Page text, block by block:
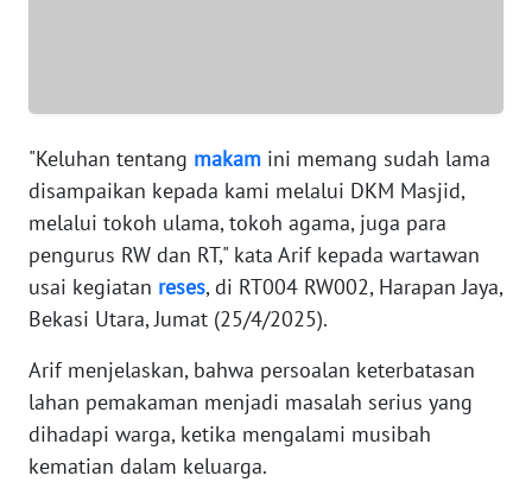
"Keluhan tentang makam ini memang sudah lama
disampaikan kepada kami melalui DKM Masjid,
melalui tokoh ulama, tokoh agama, juga para
pengurus RW dan RT," kata Arif kepada wartawan
usai kegiatan reses, di RT004 RW002, Harapan Jaya,
Bekasi Utara, Jumat (25/4/2025).
Arif menjelaskan, bahwa persoalan keterbatasan
lahan pemakaman menjadi masalah serius yang
dihadapi warga, ketika mengalami musibah
kematian dalam keluarga.
PAPUA
PAPUA
BARAT
WN
RIAU
WN
SERAMBI
WN